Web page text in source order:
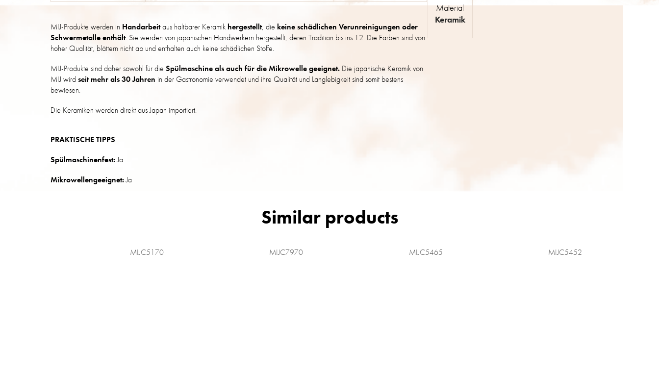
MIJ-Produkte werden in Handarbeitaus haltbarer Keramik hergestellt, die keine schädlichen Verunreinigungen oder
Schwermetalle enthält. Sie werden von japanischen Handwerkern hergestellt, deren Tradition bis ins 12. Die Farben sind von
hoher Qualität, blättern nicht ab und enthalten auch keine schädlichen Stoffe.
MIJ-Produkte sind daher sowohl für die Spülmaschine als auch für die Mikrowelle geeignet. Die japanische Keramik von
MIJ wirdseit mehr als 30 Jahren in der Gastronomie verwendet und ihre Qualität und Langlebigkeit sind somit bestens
bewiesen.
Die Keramiken werden direkt aus Japan importiert.
PRAKTISCHE TIPPS
Spülmaschinenfest:Ja
Mikrowellengeeignet:Ja
Material
Keramik
MIJC5170 MIJC7970 MIJC5465 MIJC5452